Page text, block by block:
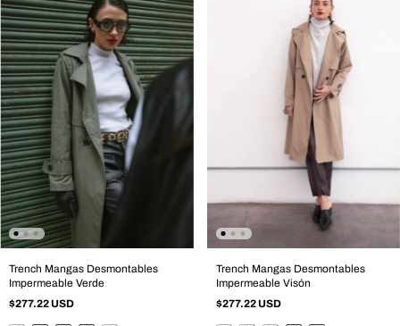
Trench Mangas Desmontables
Impermeable Verde
$277.22 USD
Trench Mangas Desmontables
Impermeable Visón
$277.22 USD